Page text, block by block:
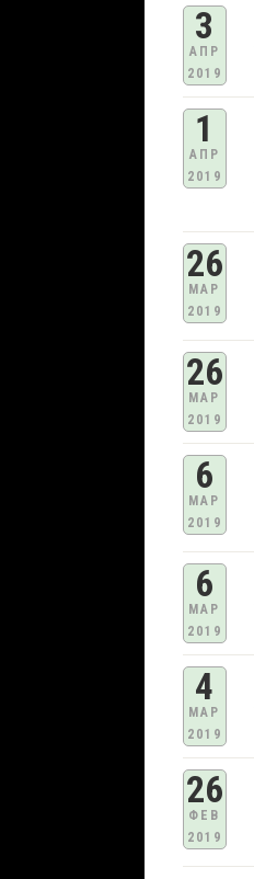
3
ΑΠΡ
2019
1
ΑΠΡ
2019
26
ΜΑΡ
2019
26
ΜΑΡ
2019
6
ΜΑΡ
2019
6
ΜΑΡ
2019
4
ΜΑΡ
2019
26
ΦΕΒ
2019